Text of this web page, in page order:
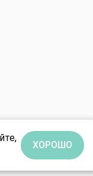
ХОРОШО